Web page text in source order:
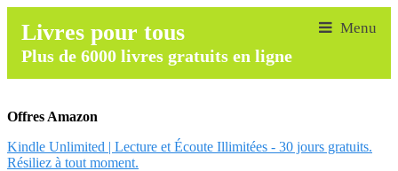
Livres pour tous
Plus de 6000 livres gratuits en ligne
Offres Amazon
Kindle Unlimited | Lecture et Écoute Illimitées - 30 jours gratuits.
Résiliez à tout moment.